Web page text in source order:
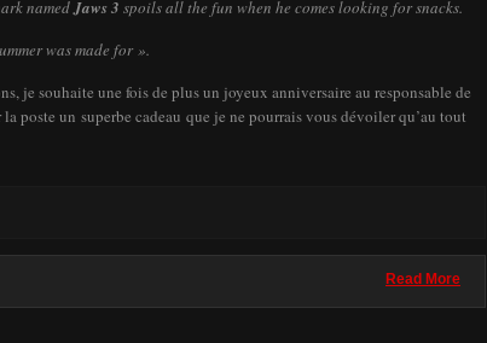
namedJaws 3 spoils all the fun when he comes looking for snacks.
was made for ».
je souhaite une fois de plus un joyeux anniversaire au responsable de
poste un superbe cadeau que je ne pourrais vous dévoiler qu’au tout
Read More